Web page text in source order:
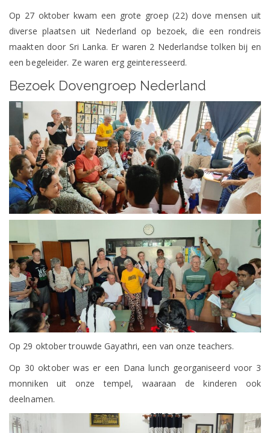
Op 27 oktober kwam een grote groep (22) dove mensen uit
diverse plaatsen uit Nederland op bezoek, die een rondreis
maakten door Sri Lanka. Er waren 2 Nederlandse tolken bij en
een begeleider. Ze waren erg geinteresseerd.
Bezoek Dovengroep Nederland
Op 29 oktober trouwde Gayathri, een van onze teachers.
Op 30 oktober was er een Dana lunch georganiseerd voor 3
monniken uit onze tempel, waaraan de kinderen ook
deelnamen.